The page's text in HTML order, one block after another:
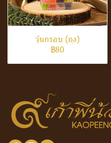
วุ้นกรอบ (ถุง)
฿80